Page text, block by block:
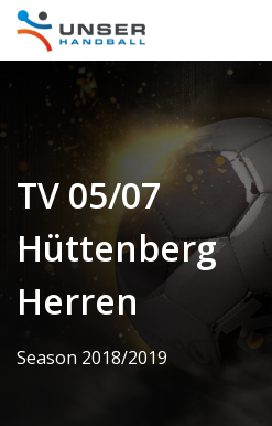
TV 05/07
Hüttenberg
Herren
Season 2018/2019